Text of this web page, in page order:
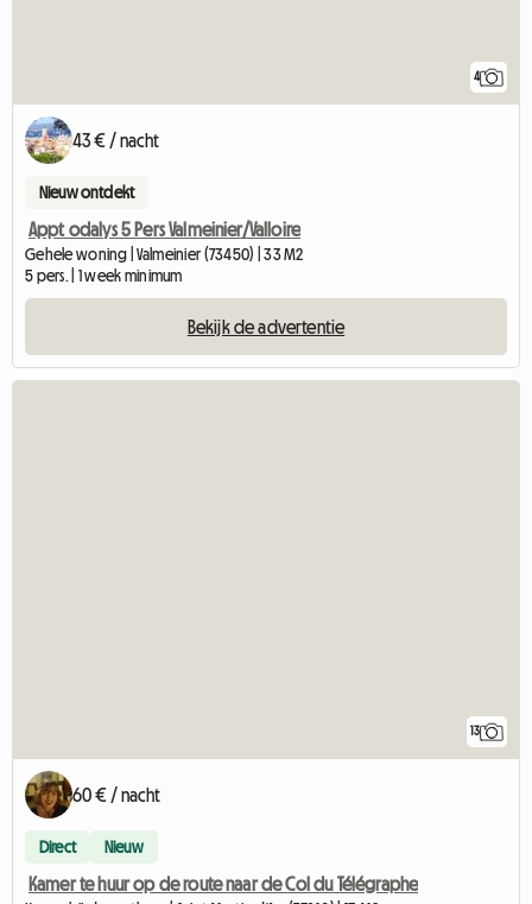
4
43 € / nacht
Nieuw ontdekt
Appt odalys 5 Pers Valmeinier/Valloire
Gehele woning | Valmeinier (73450) | 33 M2
5 pers. | 1 week minimum
Bekijk de advertentie
13
60 € / nacht
Direct Nieuw
Kamer te huur op de route naar de Col du Télégraphe